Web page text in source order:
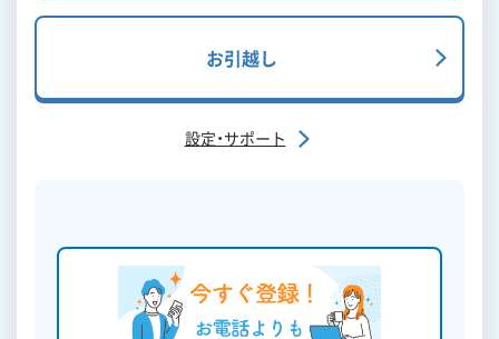
お引越し
設定・サポート